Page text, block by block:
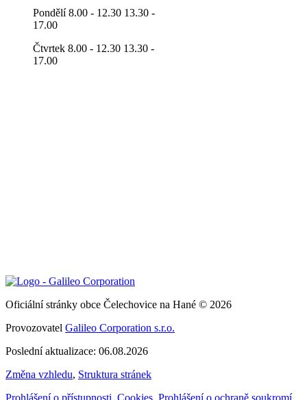
Pondělí 8.00 - 12.30 13.30 -
17.00
Čtvrtek 8.00 - 12.30 13.30 -
17.00
Oficiální stránky obce Čelechovice na Hané © 2026
Provozovatel Galileo Corporation s.r.o.
Poslední aktualizace: 06.08.2026
Změna vzhledu, Struktura stránek
Prohlášení o přístupnosti Cookies Prohlášení o ochraně soukromí